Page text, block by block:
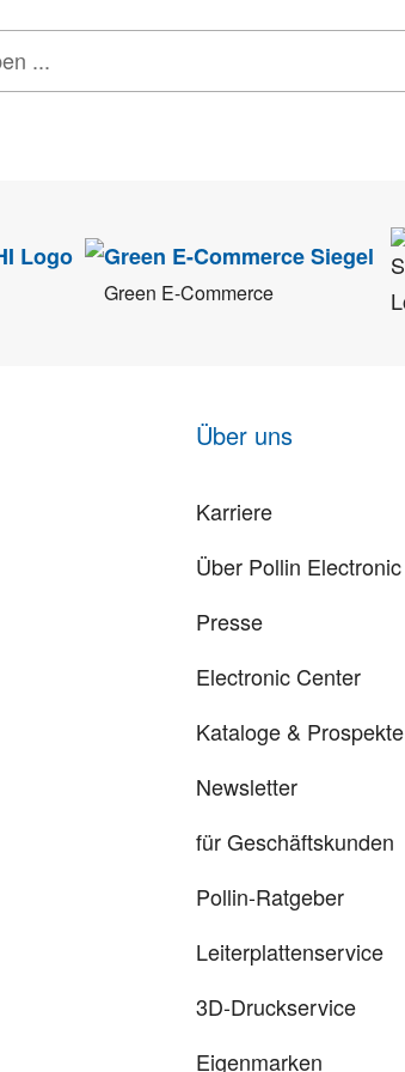
Green E-Commerce
Über uns
Karriere
Über Pollin Electronic
Presse
Electronic Center
Kataloge & Prospekte
Newsletter
für Geschäftskunden
Pollin-Ratgeber
Leiterplattenservice
3D-Druckservice
Eigenmarken